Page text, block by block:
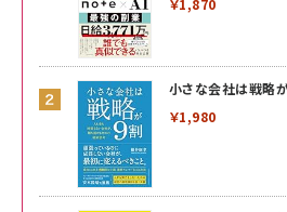
￥1,870
小さな会社は戦略
￥1,980